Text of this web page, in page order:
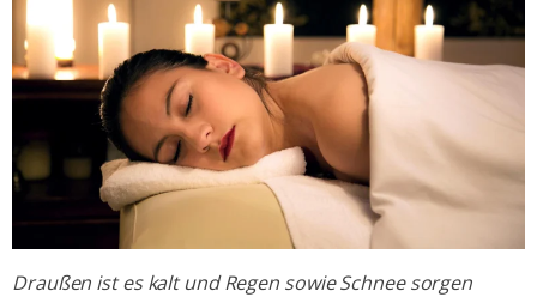
Draußen ist es kalt und Regen sowie Schnee sorgen